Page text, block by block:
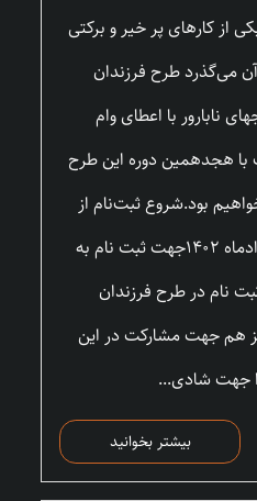
از کارهای پر خیر و برکتی
می‌گذرد طرح فرزندان
نابارور با اعطای وام
هجدهمین دوره این طرح
بود.شروع ثبت‌نام از
ساعت ۱۲ روز شنبه ۱۴ مردادماه ۱۴۰۲جهت ثبت نام به
نام در طرح فرزندان
هم جهت مشارکت در این
جهت شادی...
بیشتر بخوانید